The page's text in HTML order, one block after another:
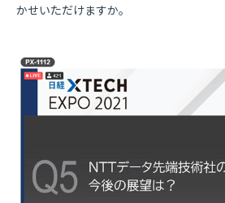
かせいただけますか。